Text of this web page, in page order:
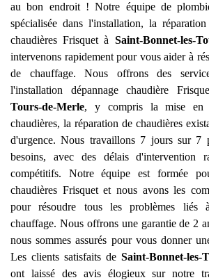
au bon endroit ! Notre équipe de
spécialisée dans l'installation, la
chaudières Frisquet à Saint-Bonnet-les-
intervenons rapidement pour vous aider à
de chauffage. Nous offrons des
l'installation dépannage chaudière
Tours-de-Merle, y compris la mise en
chaudières, la réparation de chaudières
d'urgence. Nous travaillons 7 jours sur 7
besoins, avec des délais d'intervention
compétitifs. Notre équipe est formée
chaudières Frisquet et nous avons les
pour résoudre tous les problèmes liés
chauffage. Nous offrons une garantie de 2
nous sommes assurés pour vous donner
Les clients satisfaits de Saint-Bonnet-les-
ont laissé des avis élogieux sur notre